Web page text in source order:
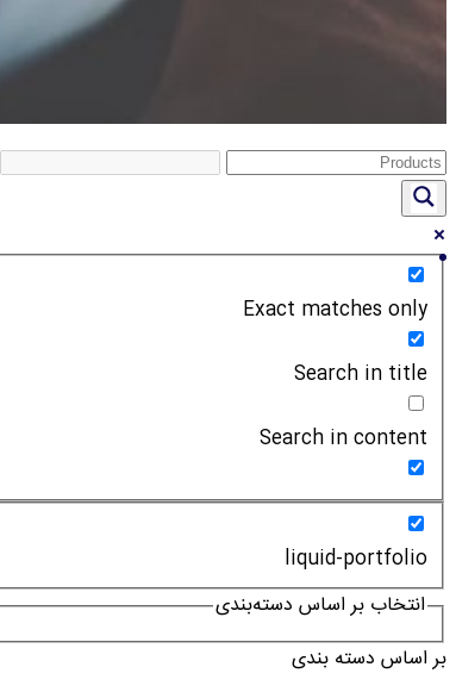
Exact matches only
Search in title
Search in content
liquid-portfolio
انتخاب بر اساس دسته‌بندی
بر اساس دسته بندی